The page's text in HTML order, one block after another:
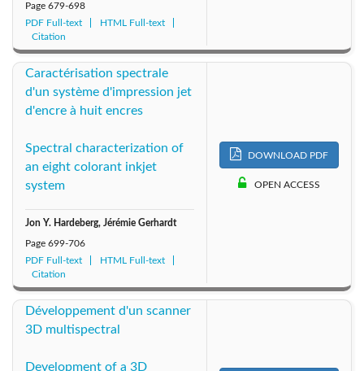
Page 679-698
PDF Full-text
HTML Full-text
Citation
Caractérisation spectrale
d'un système d'impression jet
d'encre à huit encres
Spectral characterization of
an eight colorant inkjet
system
Jon Y. Hardeberg, Jérémie Gerhardt
Page 699-706
PDF Full-text
HTML Full-text
Citation
DOWNLOAD PDF
OPEN ACCESS
Développement d'un scanner
3D multispectral
Development of a 3D